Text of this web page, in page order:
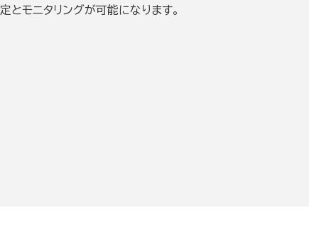
定とモニタリングが可能になります。